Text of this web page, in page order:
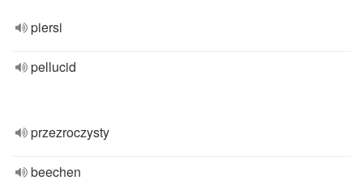
piersi
pellucid
przezroczysty
beechen